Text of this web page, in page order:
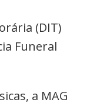
(DIT)
Funeral
a MAG